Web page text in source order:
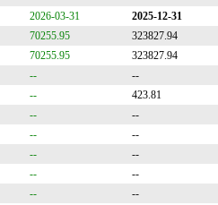
2026-03-31 2025-12-31
70255.95 323827.94
70255.95 323827.94
-- --
-- 423.81
-- --
-- --
-- --
-- --
-- --